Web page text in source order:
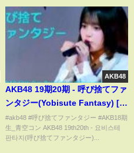
(ABEMA TIMES)
AKB48
AKB48 19期20期 - 呼び捨てファ
ンタジー(Yobisute Fantasy) [日
本語字幕] [4K]
#akb48 #呼び捨てファンタジー #AKB18期
生_青空コン AKB48 19th20th - 요비스테
판타지(呼び捨てファンタジー)...